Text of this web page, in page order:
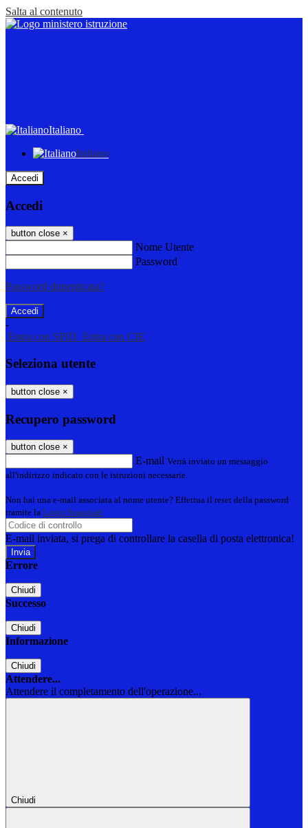
Salta al contenuto
Italiano
Italiano
Accedi
Accedi
button close ×
Nome Utente
Password
Password dimenticata?
-
Entra con SPID Entra con CIE
Seleziona utente
button close ×
Recupero password
button close ×
E-mail Verrà inviato un messaggio
all'indirizzo indicato con le istruzioni necessarie.
Non hai una e-mail associata al nome utente? Effettua il reset della password
tramite la Login Spaggiari
E-mail inviata, si prega di controllare la casella di posta elettronica!
Errore
Chiudi
Successo
Chiudi
Informazione
Chiudi
Attendere...
Attendere il completamento dell'operazione...
Chiudi